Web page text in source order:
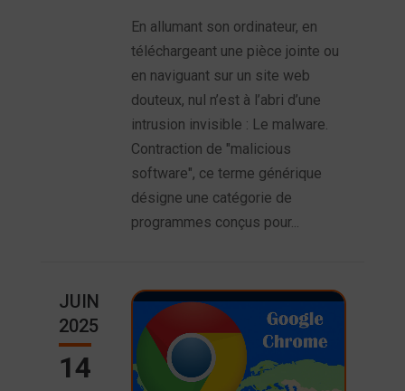
En allumant son ordinateur, en
téléchargeant une pièce jointe ou
en naviguant sur un site web
douteux, nul n’est à l’abri d’une
intrusion invisible : Le malware.
Contraction de "malicious
software", ce terme générique
désigne une catégorie de
programmes conçus pour...
JUIN
2025
14